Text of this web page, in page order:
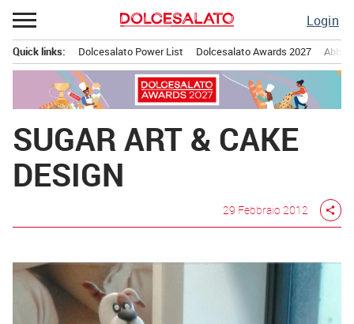
Passa
al
contenuto
Login
principale
Quick links: Dolcesalato Power List Dolcesalato Awards 2027
SUGAR ART & CAKE
DESIGN
29 Febbraio 2012 share